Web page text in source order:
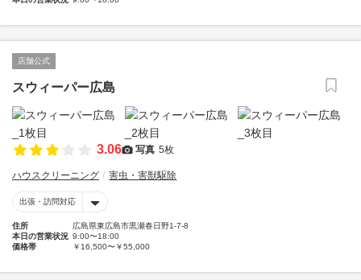
店舗公式
スウィーパー広島
3.06 写真 5枚
ハウスクリーニング 害虫・害獣駆除
出張・訪問対応
住所
広島県東広島市黒瀬春日野1-7-8
本日の営業状況 9:00〜18:00
価格帯
￥16,500〜￥55,000